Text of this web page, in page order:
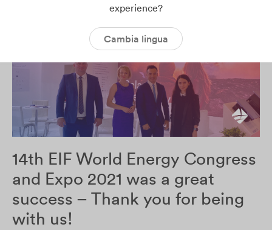
14th EIF World Energy Congress
and Expo 2021 was a great
success – Thank you for being
with us!
experience?
Cambia lingua